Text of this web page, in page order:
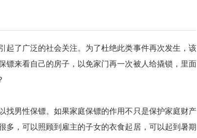
起了广泛的社会关注。为了杜绝此类事件再次发生，该
镖来看自己的房子，以免家门再一次被人给撬锁，里面
找男性保镖。如果家庭保镖的作用不只是保护家庭财产
，可以照顾到雇主的子女的衣食起居，可以起到暑期